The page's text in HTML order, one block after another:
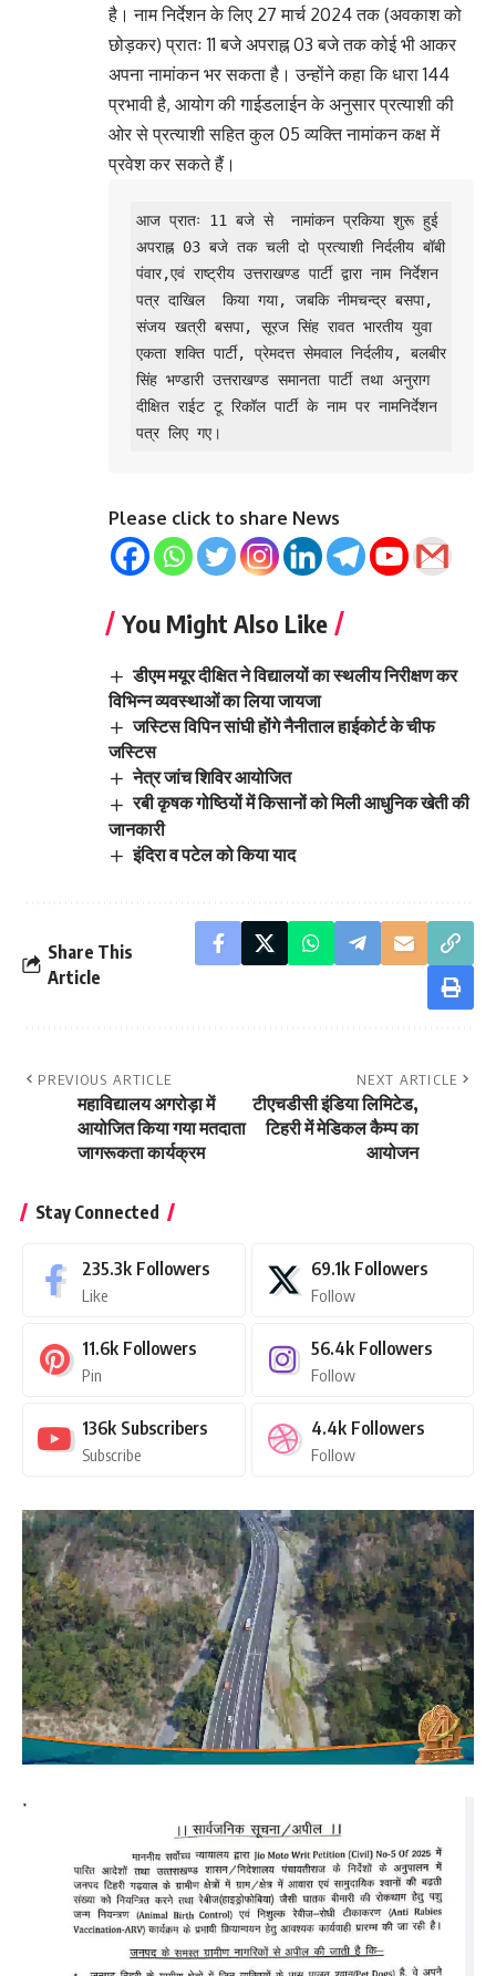
है। नाम निर्देशन के लिए 27 मार्च 2024 तक (अवकाश को
छोड़कर) प्रातः 11 बजे अपराह्न 03 बजे तक कोई भी आकर
अपना नामांकन भर सकता है। उन्होंने कहा कि धारा 144
प्रभावी है, आयोग की गाईडलाईन के अनुसार प्रत्याशी की
ओर से प्रत्याशी सहित कुल 05 व्यक्ति नामांकन कक्ष में
प्रवेश कर सकते हैं।
आज प्रातः 11 बजे से  नामांकन प्रकिया शुरू हुई
अपराह्न 03 बजे तक चली दो प्रत्याशी निर्दलीय बॉबी
पंवार,एवं राष्ट्रीय उत्तराखण्ड पार्टी द्वारा नाम निर्देशन
पत्र दाखिल  किया गया, जबकि नीमचन्द्र बसपा,
संजय खत्री बसपा, सूरज सिंह रावत भारतीय युवा
एकता शक्ति पार्टी, प्रेमदत्त सेमवाल निर्दलीय, बलबीर
सिंह भण्डारी उत्तराखण्ड समानता पार्टी तथा अनुराग
दीक्षित राईट टू रिकॉल पार्टी के नाम पर नामनिर्देशन
पत्र लिए गए।
Please click to share News
You Might Also Like
डीएम मयूर दीक्षित ने विद्यालयों का स्थलीय निरीक्षण कर
विभिन्न व्यवस्थाओं का लिया जायजा
जस्टिस विपिन सांघी होंगे नैनीताल हाईकोर्ट के चीफ
जस्टिस
नेत्र जांच शिविर आयोजित
रबी कृषक गोष्ठियों में किसानों को मिली आधुनिक खेती की
जानकारी
इंदिरा व पटेल को किया याद
Share This
Article
PREVIOUS ARTICLE
महाविद्यालय अगरोड़ा में
आयोजित किया गया मतदाता
जागरूकता कार्यक्रम
NEXT ARTICLE
टीएचडीसी इंडिया लिमिटेड,
टिहरी में मेडिकल कैम्प का
आयोजन
Stay Connected
235.3k Followers
Like
69.1k Followers
Follow
11.6k Followers
Pin
56.4k Followers
Follow
136k Subscribers
Subscribe
4.4k Followers
Follow